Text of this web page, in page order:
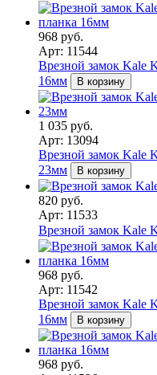
968 руб.
Арт: 11544
Врезной замок Kale
16мм
В корзину
1 035 руб.
Арт: 13094
Врезной замок Kale
23мм
В корзину
820 руб.
Арт: 11533
Врезной замок Kale
968 руб.
Арт: 11542
Врезной замок Kale
16мм
В корзину
968 руб.